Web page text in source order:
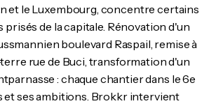
et le Luxembourg, concentre certains
prisés de la capitale. Rénovation d'un
boulevard Raspail, remise à
rue de Buci, transformation d'un
: chaque chantier dans le 6e
et ses ambitions. Brokkr intervient